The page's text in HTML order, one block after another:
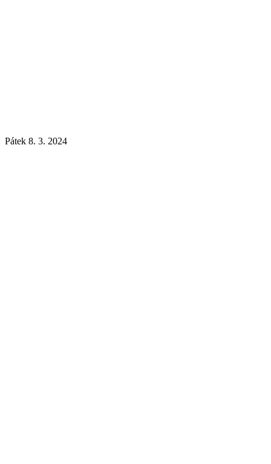
Pátek 8. 3. 2024